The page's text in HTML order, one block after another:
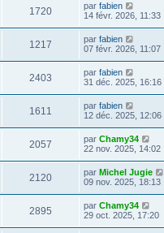
1720 par fabien
14 févr. 2026, 11:33
1217 par fabien
07 févr. 2026, 11:07
2403 par fabien
31 déc. 2025, 16:16
1611 par fabien
12 déc. 2025, 12:06
2057 par Chamy34
22 nov. 2025, 14:02
2120 par Michel Jugie
09 nov. 2025, 18:13
2895 par Chamy34
29 oct. 2025, 17:20